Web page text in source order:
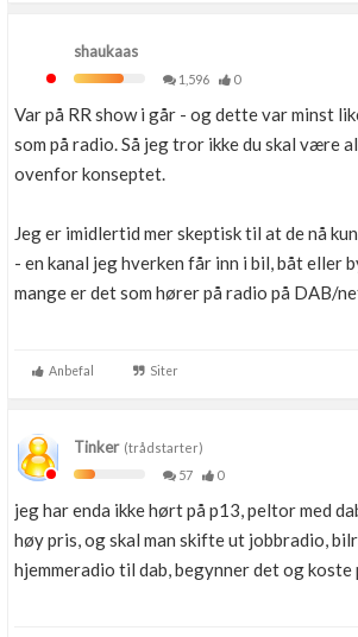
shaukaas
1,596
0
Var på RR show i går - og dette var minst
som på radio. Så jeg tror ikke du skal være
ovenfor konseptet.
Jeg er imidlertid mer skeptisk til at de nå
- en kanal jeg hverken får inn i bil, båt eller
mange er det som hører på radio på DAB/
Anbefal Siter
Tinker(trådstarter)
57
0
jeg har enda ikke hørt på p13, peltor med
høy pris, og skal man skifte ut jobbradio,
hjemmeradio til dab, begynner det og koste